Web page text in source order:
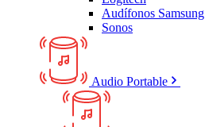
Audífonos Samsung
Sonos
Audio Portable